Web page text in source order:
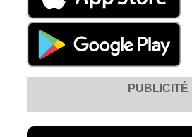
PUBLICITÉ